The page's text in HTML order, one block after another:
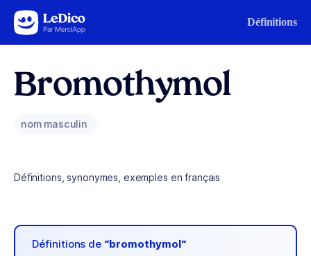
Aller au contenu Définitions
Bromothymol
nom masculin
Définitions, synonymes, exemples en français
Définitions de “bromothymol“